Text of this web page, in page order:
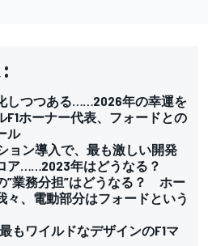
しつつある……2026年の幸運を
ホーナー代表、フォードとの
ル
ョン導入で、最も激しい開発
ア……2023年はどうなる？
”業務分担”はどうなる？ ホー
々、電動部分はフォードという
もワイルドなデザインのF1マ